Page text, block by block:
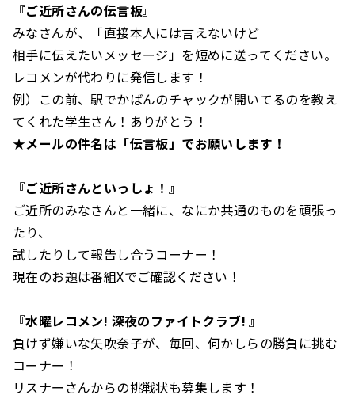
『ご近所さんの伝言板』
みなさんが、「直接本人には言えないけど
相手に伝えたいメッセージ」を短めに送ってください。
レコメンが代わりに発信します！
例）この前、駅でかばんのチャックが開いてるのを教え
てくれた学生さん！ありがとう！
★メールの件名は「伝言板」でお願いします！
『ご近所さんといっしょ！』
ご近所のみなさんと一緒に、なにか共通のものを頑張っ
たり、
試したりして報告し合うコーナー！
現在のお題は番組Xでご確認ください！
『水曜レコメン! 深夜のファイトクラブ!』
負けず嫌いな矢吹奈子が、毎回、何かしらの勝負に挑む
コーナー！
リスナーさんからの挑戦状も募集します！